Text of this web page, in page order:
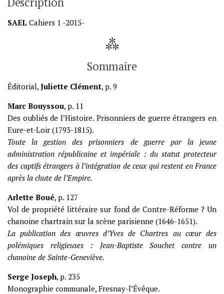
SAEL Cahiers 1 -2015-
Sommaire
Éditorial, Juliette Clément, p. 9
Marc Bouyssou, p. 11
Des oubliés de l’Histoire. Prisonniers de guerre étrangers en
Eure-et-Loir (1793-1815).
Toute la gestion des prisonniers de guerre par la jeune
administration républicaine et impériale : du statut protecteur
des captifs étrangers à l’intégration de ceux qui restent en France
après la chute de l’Empire.
Arlette Boué, p. 127
Vol de propriété littéraire sur fond de Contre-Réforme ? Un
chanoine chartrain sur la scène parisienne (1646-1651).
La publication des œuvres d’Yves de Chartres au cœur des
polémiques religieuses : Jean-Baptiste Souchet contre un
chanoine de Sainte-Geneviève.
Serge Joseph, p. 235
Monographie communale, Fresnay-l’Évêque.